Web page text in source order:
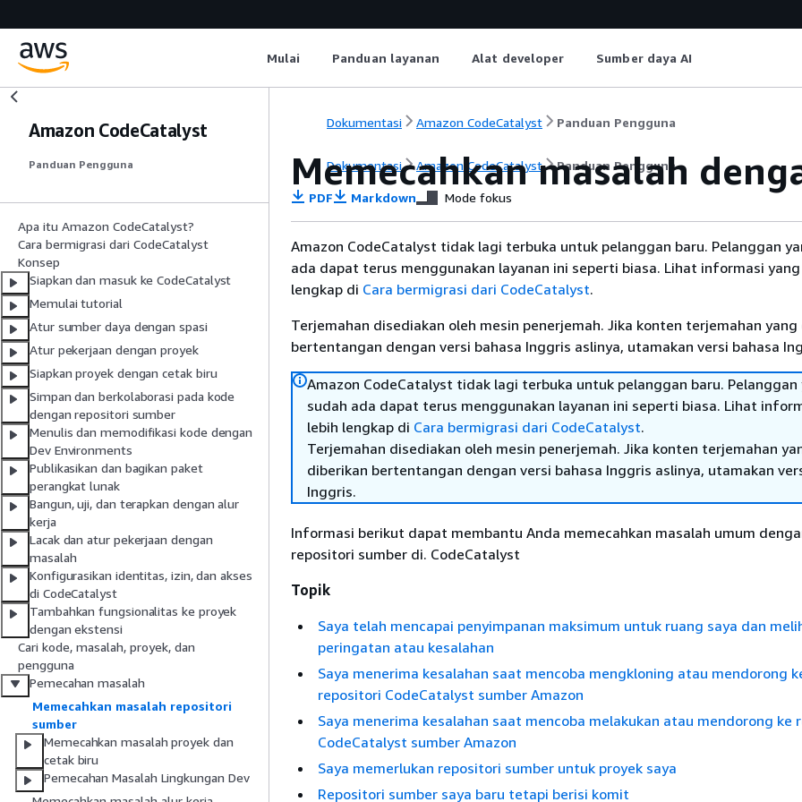
Mulai Panduan layanan Alat developer Sumber daya AI
Amazon CodeCatalyst
Panduan Pengguna
Apa itu Amazon CodeCatalyst?
Cara bermigrasi dari CodeCatalyst
Konsep
Siapkan dan masuk ke CodeCatalyst
Memulai tutorial
Atur sumber daya dengan spasi
Atur pekerjaan dengan proyek
Siapkan proyek dengan cetak biru
Simpan dan berkolaborasi pada kode
dengan repositori sumber
Menulis dan memodifikasi kode dengan
Dev Environments
Publikasikan dan bagikan paket
perangkat lunak
Bangun, uji, dan terapkan dengan alur
kerja
Lacak dan atur pekerjaan dengan
masalah
Konfigurasikan identitas, izin, dan akses
di CodeCatalyst
Tambahkan fungsionalitas ke proyek
dengan ekstensi
Cari kode, masalah, proyek, dan
pengguna
Pemecahan masalah
Memecahkan masalah repositori
sumber
Memecahkan masalah proyek dan
cetak biru
Pemecahan Masalah Lingkungan Dev
Dokumentasi Amazon CodeCatalyst Panduan Pengguna
Dokumentasi Amazon CodeCatalyst Panduan Pengguna
Memecahkan masalah
PDF Markdown Mode fokus
Amazon CodeCatalyst tidak lagi terbuka untuk pelanggan baru. Pelanggan
ada dapat terus menggunakan layanan ini seperti biasa. Lihat informasi
lengkap di Cara bermigrasi dari CodeCatalyst.
Terjemahan disediakan oleh mesin penerjemah. Jika konten terjemahan yang
bertentangan dengan versi bahasa Inggris aslinya, utamakan versi bahasa
Amazon CodeCatalyst tidak lagi terbuka untuk pelanggan baru. Pelanggan
sudah ada dapat terus menggunakan layanan ini seperti biasa. Lihat
lebih lengkap di Cara bermigrasi dari CodeCatalyst.
Terjemahan disediakan oleh mesin penerjemah. Jika konten terjemahan
diberikan bertentangan dengan versi bahasa Inggris aslinya, utamakan
Inggris.
Informasi berikut dapat membantu Anda memecahkan masalah umum
repositori sumber di. CodeCatalyst
Topik
Saya telah mencapai penyimpanan maksimum untuk ruang saya dan
peringatan atau kesalahan
Saya menerima kesalahan saat mencoba mengkloning atau mendorong
repositori CodeCatalyst sumber Amazon
Saya menerima kesalahan saat mencoba melakukan atau mendorong ke
CodeCatalyst sumber Amazon
Saya memerlukan repositori sumber untuk proyek saya
Repositori sumber saya baru tetapi berisi komit